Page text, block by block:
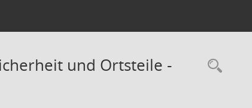
und Ortsteile -